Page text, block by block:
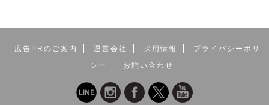
広告PRのご案内 運営会社 採用情報
プライバシーポリ
シー
お問い合わせ